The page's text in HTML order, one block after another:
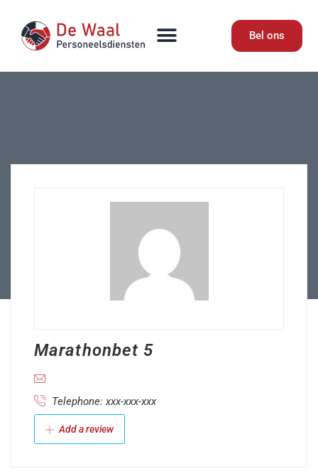
Bel ons
Marathonbet 5
Telephone: xxx-xxx-xxx
Add a review